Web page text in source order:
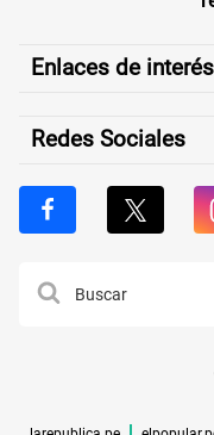
Enlaces de interés
Redes Sociales